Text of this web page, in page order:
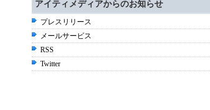
アイティメディアからのお知らせ
プレスリリース
メールサービス
RSS
Twitter